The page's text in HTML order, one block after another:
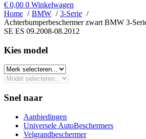
€ 0,00 0 Winkelwagen
Home
BMW
3-Serie
Achterbumperbeschermer zwart BMW 3-
SE ES 09.2008-08.2012
Kies model​
Snel naar
Aanbiedingen
Universele AutoBeschermers
Velgrandbeschermer